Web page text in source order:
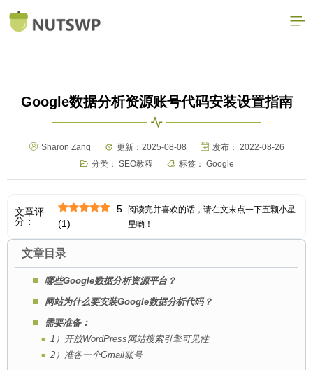
Google数据分析资源账号代码安装设置指南
Sharon Zang 更新：2025-08-08 发布： 2022-08-26
分类： SEO教程 标签： Google
文章评
分：
5
(1)
阅读完并喜欢的话，请在文末点一下五颗小星
星哟！
文章目录
哪些Google数据分析资源平台？
网站为什么要安装Google数据分析代码？
需要准备：
1）开放WordPress网站搜索引擎可见性
2）准备一个Gmail账号